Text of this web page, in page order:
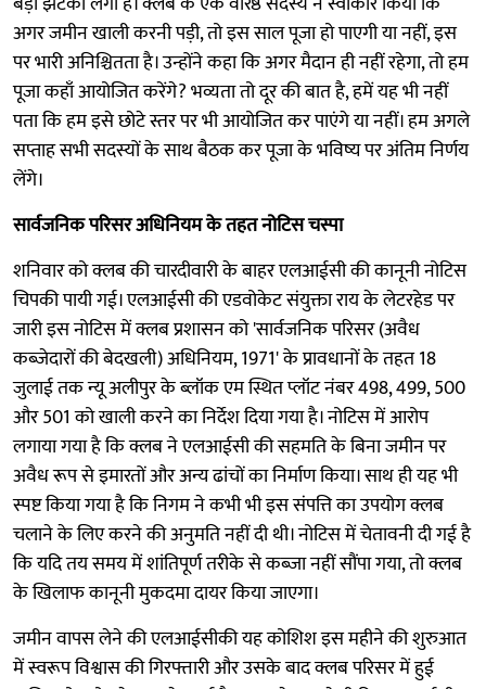
अगर जमीन खाली करनी पड़ी, तो इस साल पूजा हो पाएगी या नहीं, इस
पर भारी अनिश्चितता है। उन्होंने कहा कि अगर मैदान ही नहीं रहेगा, तो हम
पूजा कहाँ आयोजित करेंगे? भव्यता तो दूर की बात है, हमें यह भी नहीं
पता कि हम इसे छोटे स्तर पर भी आयोजित कर पाएंगे या नहीं। हम अगले
सप्ताह सभी सदस्यों के साथ बैठक कर पूजा के भविष्य पर अंतिम निर्णय
लेंगे।
सार्वजनिक परिसर अधिनियम के तहत नोटिस चस्पा
शनिवार को क्लब की चारदीवारी के बाहर एलआईसी की कानूनी नोटिस
चिपकी पायी गई। एलआईसी की एडवोकेट संयुक्ता राय के लेटरहेड पर
जारी इस नोटिस में क्लब प्रशासन को 'सार्वजनिक परिसर (अवैध
कब्जेदारों की बेदखली) अधिनियम, 1971' के प्रावधानों के तहत 18
जुलाई तक न्यू अलीपुर के ब्लॉक एम स्थित प्लॉट नंबर 498, 499, 500
और 501 को खाली करने का निर्देश दिया गया है। नोटिस में आरोप
लगाया गया है कि क्लब ने एलआईसी की सहमति के बिना जमीन पर
अवैध रूप से इमारतों और अन्य ढांचों का निर्माण किया। साथ ही यह भी
स्पष्ट किया गया है कि निगम ने कभी भी इस संपत्ति का उपयोग क्लब
चलाने के लिए करने की अनुमति नहीं दी थी। नोटिस में चेतावनी दी गई है
कि यदि तय समय में शांतिपूर्ण तरीके से कब्जा नहीं सौंपा गया, तो क्लब
के खिलाफ कानूनी मुकदमा दायर किया जाएगा।
जमीन वापस लेने की एलआईसीकी यह कोशिश इस महीने की शुरुआत
में स्वरूप विश्वास की गिरफ्तारी और उसके बाद क्लब परिसर में हुई